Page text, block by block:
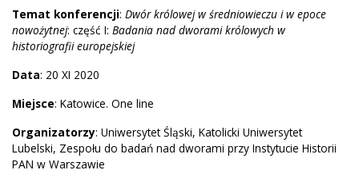
Temat konferencji: Dwór królowej w średniowieczu i w epoce
nowożytnej: część I: Badania nad dworami królowych w
historiografii europejskiej
Data: 20 XI 2020
Miejsce: Katowice. One line
Organizatorzy: Uniwersytet Śląski, Katolicki Uniwersytet
Lubelski, Zespołu do badań nad dworami przy Instytucie Historii
PAN w Warszawie